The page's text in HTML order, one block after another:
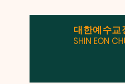
대한예수교
SHIN EON